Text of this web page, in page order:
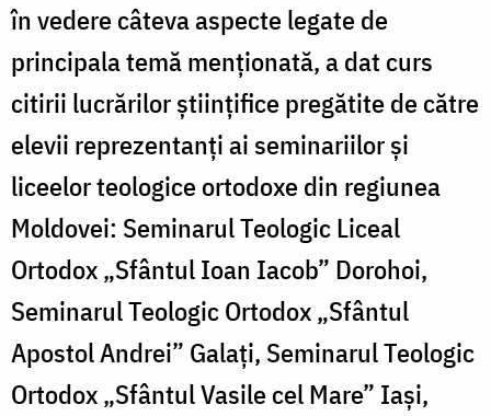
în vedere câteva aspecte legate de
principala temă menționată, a dat curs
citirii lucrărilor științifice pregătite de către
elevii reprezentanți ai seminariilor și
liceelor teologice ortodoxe din regiunea
Moldovei: Seminarul Teologic Liceal
Ortodox „Sfântul Ioan Iacob” Dorohoi,
Seminarul Teologic Ortodox „Sfântul
Apostol Andrei” Galați, Seminarul Teologic
Ortodox „Sfântul Vasile cel Mare” Iași,